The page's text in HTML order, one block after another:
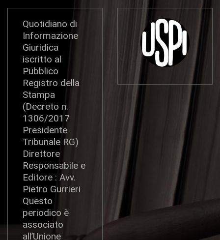
Quotidiano di
Informazione
Giuridica
iscritto al
Pubblico
Registro della
Stampa
(Decreto n.
1306/2017
Presidente
Tribunale RG)
Direttore
Responsabile e
Editore : Avv.
Pietro Gurrieri
Questo
periodico è
associato
all’Unione